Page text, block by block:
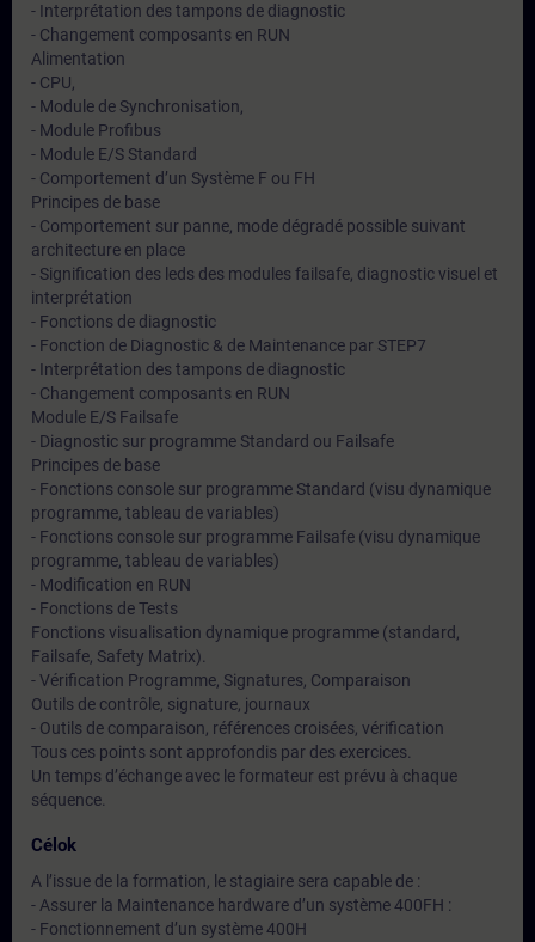
- Interprétation des tampons de diagnostic
- Changement composants en RUN
Alimentation
- CPU,
- Module de Synchronisation,
- Module Profibus
- Module E/S Standard
- Comportement d’un Système F ou FH
Principes de base
- Comportement sur panne, mode dégradé possible suivant
architecture en place
- Signification des leds des modules failsafe, diagnostic visuel et
interprétation
- Fonctions de diagnostic
- Fonction de Diagnostic & de Maintenance par STEP7
- Interprétation des tampons de diagnostic
- Changement composants en RUN
Module E/S Failsafe
- Diagnostic sur programme Standard ou Failsafe
Principes de base
- Fonctions console sur programme Standard (visu dynamique
programme, tableau de variables)
- Fonctions console sur programme Failsafe (visu dynamique
programme, tableau de variables)
- Modification en RUN
- Fonctions de Tests
Fonctions visualisation dynamique programme (standard,
Failsafe, Safety Matrix).
- Vérification Programme, Signatures, Comparaison
Outils de contrôle, signature, journaux
- Outils de comparaison, références croisées, vérification
Tous ces points sont approfondis par des exercices.
Un temps d’échange avec le formateur est prévu à chaque
séquence.
Célok
A l’issue de la formation, le stagiaire sera capable de :
- Assurer la Maintenance hardware d’un système 400FH :
- Fonctionnement d’un système 400H